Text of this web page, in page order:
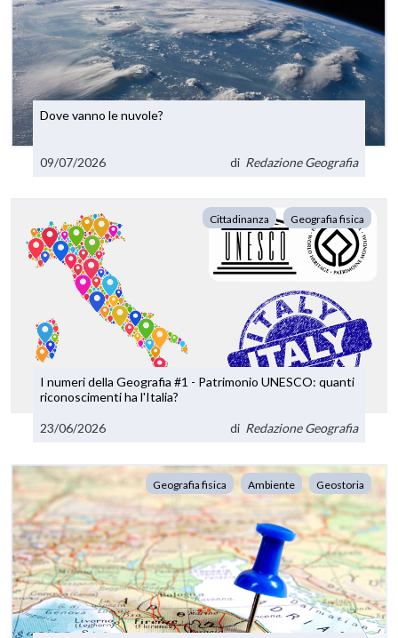
Dove vanno le nuvole?
09/07/2026 di Redazione Geografia
Cittadinanza Geografia fisica
I numeri della Geografia #1 - Patrimonio UNESCO: quanti
riconoscimenti ha l'Italia?
23/06/2026 di Redazione Geografia
Geografia fisica Ambiente Geostoria